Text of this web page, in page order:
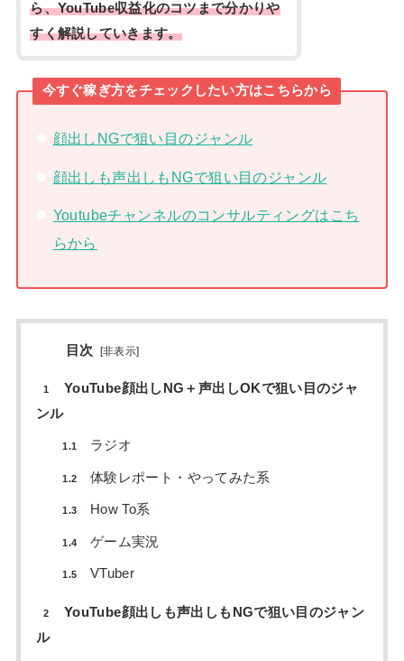
ら、YouTube収益化のコツまで分かりや
すく解説していきます。
今すぐ稼ぎ方をチェックしたい方はこちらから
顔出しNGで狙い目のジャンル
顔出しも声出しもNGで狙い目のジャンル
Youtubeチャンネルのコンサルティングはこち
らから
目次 [非表示]
1
YouTube顔出しNG＋声出しOKで狙い目のジャ
ンル
1.1 ラジオ
1.2 体験レポート・やってみた系
1.3 How To系
1.4 ゲーム実況
1.5 VTuber
2
YouTube顔出しも声出しもNGで狙い目のジャン
ル